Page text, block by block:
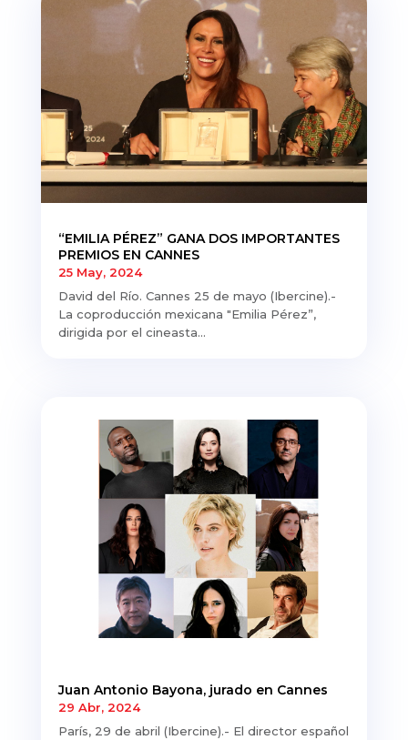
“EMILIA PÉREZ” GANA DOS IMPORTANTES
PREMIOS EN CANNES
25 May, 2024
David del Río. Cannes 25 de mayo (Ibercine).-
La coproducción mexicana "Emilia Pérez”,
dirigida por el cineasta...
Juan Antonio Bayona, jurado en Cannes
29 Abr, 2024
París, 29 de abril (Ibercine).- El director español